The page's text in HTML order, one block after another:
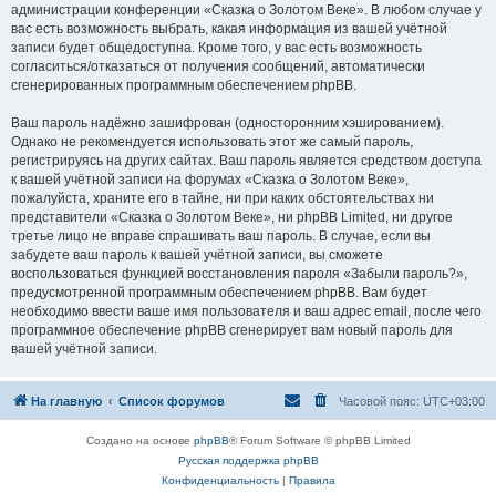
администрации конференции «Сказка о Золотом Веке». В любом случае у
вас есть возможность выбрать, какая информация из вашей учётной
записи будет общедоступна. Кроме того, у вас есть возможность
согласиться/отказаться от получения сообщений, автоматически
сгенерированных программным обеспечением phpBB.
Ваш пароль надёжно зашифрован (односторонним хэшированием).
Однако не рекомендуется использовать этот же самый пароль,
регистрируясь на других сайтах. Ваш пароль является средством доступа
к вашей учётной записи на форумах «Сказка о Золотом Веке»,
пожалуйста, храните его в тайне, ни при каких обстоятельствах ни
представители «Сказка о Золотом Веке», ни phpBB Limited, ни другое
третье лицо не вправе спрашивать ваш пароль. В случае, если вы
забудете ваш пароль к вашей учётной записи, вы сможете
воспользоваться функцией восстановления пароля «Забыли пароль?»,
предусмотренной программным обеспечением phpBB. Вам будет
необходимо ввести ваше имя пользователя и ваш адрес email, после чего
программное обеспечение phpBB сгенерирует вам новый пароль для
вашей учётной записи.
На главную Список форумов Часовой пояс: UTC+03:00
Создано на основе phpBB® Forum Software © phpBB Limited
Русская поддержка phpBB
Конфиденциальность| Правила